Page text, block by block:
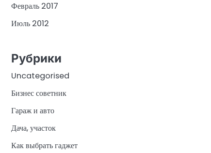
Февраль 2017
Июль 2012
Рубрики
Uncategorised
Бизнес советник
Гараж и авто
Дача, участок
Как выбрать гаджет